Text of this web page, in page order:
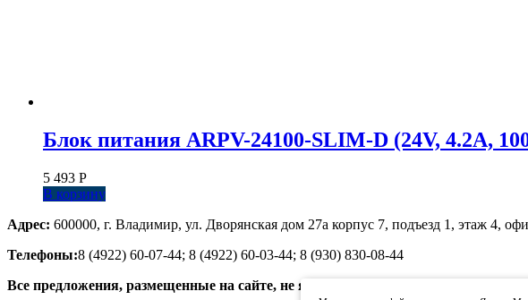
Блок питания ARPV-24100-SLIM-D (24V, 4.2A,
5 493 Р
В корзину
Адрес: 600000, г. Владимир, ул. Дворянская дом 27а корпус 7, подъезд 1, этаж 4,
Телефоны:8 (4922) 60-07-44; 8 (4922) 60-03-44; 8 (930) 830-08-44
Все предложения, размещенные на сайте, не являются публичной офертой.